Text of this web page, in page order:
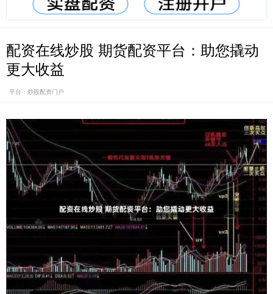
配资在线炒股 期货配资平台：助您撬动
更大收益
平台：炒股配资门户